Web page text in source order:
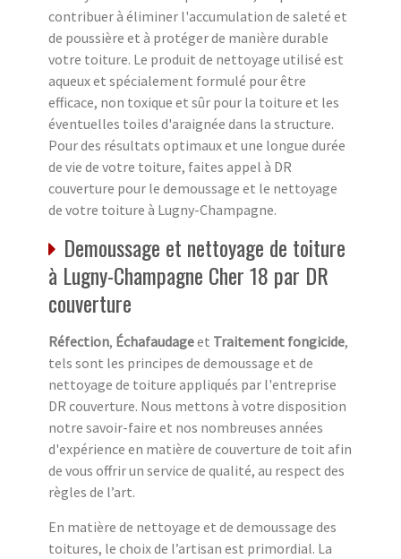
contribuer à éliminer l'accumulation de saleté et
de poussière et à protéger de manière durable
votre toiture. Le produit de nettoyage utilisé est
aqueux et spécialement formulé pour être
efficace, non toxique et sûr pour la toiture et les
éventuelles toiles d'araignée dans la structure.
Pour des résultats optimaux et une longue durée
de vie de votre toiture, faites appel à DR
couverture pour le demoussage et le nettoyage
de votre toiture à Lugny-Champagne.
Demoussage et nettoyage de toiture
à Lugny-Champagne Cher 18 par DR
couverture
Réfection, Échafaudageet Traitement fongicide,
tels sont les principes de demoussage et de
nettoyage de toiture appliqués par l'entreprise
DR couverture. Nous mettons à votre disposition
notre savoir-faire et nos nombreuses années
d'expérience en matière de couverture de toit afin
de vous offrir un service de qualité, au respect des
règles de l’art.
En matière de nettoyage et de demoussage des
toitures, le choix de l’artisan est primordial. La